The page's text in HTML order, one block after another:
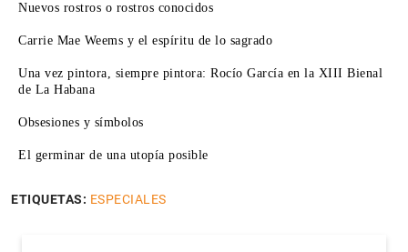
Nuevos rostros o rostros conocidos
Carrie Mae Weems y el espíritu de lo sagrado
Una vez pintora, siempre pintora: Rocío García en la XIII Bienal
de La Habana
Obsesiones y símbolos
El germinar de una utopía posible
ETIQUETAS: ESPECIALES